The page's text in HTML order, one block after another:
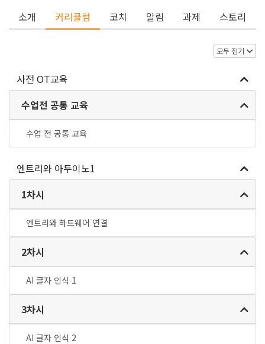
소개 커리큘럼 코치 알림 과제 스토리
모두 접기
사전 OT교육
수업전 공통 교육
수업 전 공통 교육
엔트리와 아두이노1
1차시
엔트리와 하드웨어 연결
2차시
AI 글자 인식 1
3차시
AI 글자 인식 2